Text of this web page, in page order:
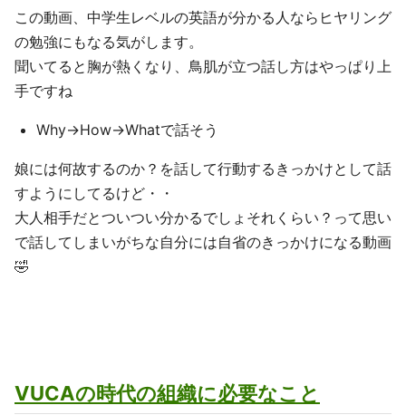
この動画、中学生レベルの英語が分かる人ならヒヤリング
の勉強にもなる気がします。
聞いてると胸が熱くなり、鳥肌が立つ話し方はやっぱり上
手ですね
Why→How→Whatで話そう
娘には何故するのか？を話して行動するきっかけとして話
すようにしてるけど・・
大人相手だとついつい分かるでしょそれくらい？って思い
で話してしまいがちな自分には自省のきっかけになる動画
🤣
VUCAの時代の組織に必要なこと